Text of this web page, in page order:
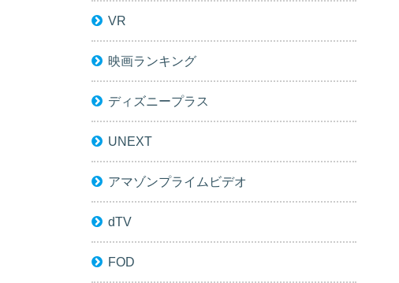
VR
映画ランキング
ディズニープラス
UNEXT
アマゾンプライムビデオ
dTV
FOD